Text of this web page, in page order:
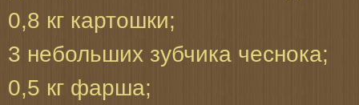
0,8 кг картошки;
3 небольших зубчика чеснока;
0,5 кг фарша;